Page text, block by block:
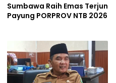
Sumbawa Raih Emas Terjun
Payung PORPROV NTB 2026